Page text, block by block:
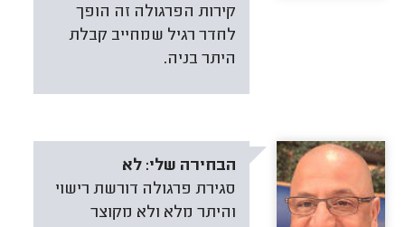
קירות הפרגולה זה הופך
לחדר רגיל שמחייב קבלת
היתר בניה.
הבחירה שלי: לא
סגירת פרגולה דורשת רישוי
והיתר מלא ולא מקוצר